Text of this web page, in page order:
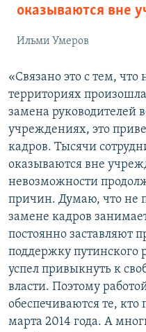
оказываются вне
Ильми Умеров
«Связано это с тем,
территориях
замена руководителей
учреждениях, это
кадров. Тысячи
оказываются вне
невозможности
причин. Думаю, что не
замене кадров
постоянно заставляют
поддержку
успел привыкнуть к
власти. Поэтому
обеспечиваются те,
марта 2014 года. А